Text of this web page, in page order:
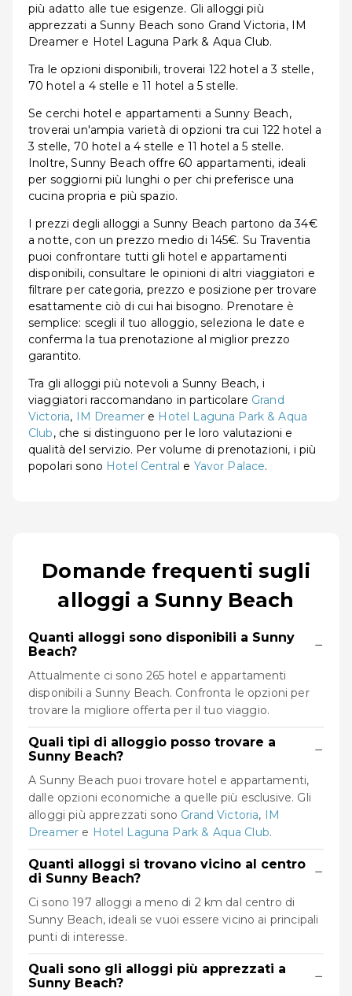
più adatto alle tue esigenze. Gli alloggi più
apprezzati a Sunny Beach sono Grand Victoria, IM
Dreamer e Hotel Laguna Park & Aqua Club.
Tra le opzioni disponibili, troverai 122 hotel a 3 stelle,
70 hotel a 4 stelle e 11 hotel a 5 stelle.
Se cerchi hotel e appartamenti a Sunny Beach,
troverai un'ampia varietà di opzioni tra cui 122 hotel a
3 stelle, 70 hotel a 4 stelle e 11 hotel a 5 stelle.
Inoltre, Sunny Beach offre 60 appartamenti, ideali
per soggiorni più lunghi o per chi preferisce una
cucina propria e più spazio.
I prezzi degli alloggi a Sunny Beach partono da 34€
a notte, con un prezzo medio di 145€. Su Traventia
puoi confrontare tutti gli hotel e appartamenti
disponibili, consultare le opinioni di altri viaggiatori e
filtrare per categoria, prezzo e posizione per trovare
esattamente ciò di cui hai bisogno. Prenotare è
semplice: scegli il tuo alloggio, seleziona le date e
conferma la tua prenotazione al miglior prezzo
garantito.
Tra gli alloggi più notevoli a Sunny Beach, i
viaggiatori raccomandano in particolare Grand
Victoria, IM Dreamer e Hotel Laguna Park & Aqua
Club, che si distinguono per le loro valutazioni e
qualità del servizio. Per volume di prenotazioni, i più
popolari sono Hotel Central e Yavor Palace.
Domande frequenti sugli
alloggi a Sunny Beach
Quanti alloggi sono disponibili a Sunny
Beach?
−
Attualmente ci sono 265 hotel e appartamenti
disponibili a Sunny Beach. Confronta le opzioni per
trovare la migliore offerta per il tuo viaggio.
Quali tipi di alloggio posso trovare a
Sunny Beach?
−
A Sunny Beach puoi trovare hotel e appartamenti,
dalle opzioni economiche a quelle più esclusive. Gli
alloggi più apprezzati sono Grand Victoria, IM
Dreamer e Hotel Laguna Park & Aqua Club.
Quanti alloggi si trovano vicino al centro
di Sunny Beach?
−
Ci sono 197 alloggi a meno di 2 km dal centro di
Sunny Beach, ideali se vuoi essere vicino ai principali
punti di interesse.
Quali sono gli alloggi più apprezzati a
Sunny Beach?
−